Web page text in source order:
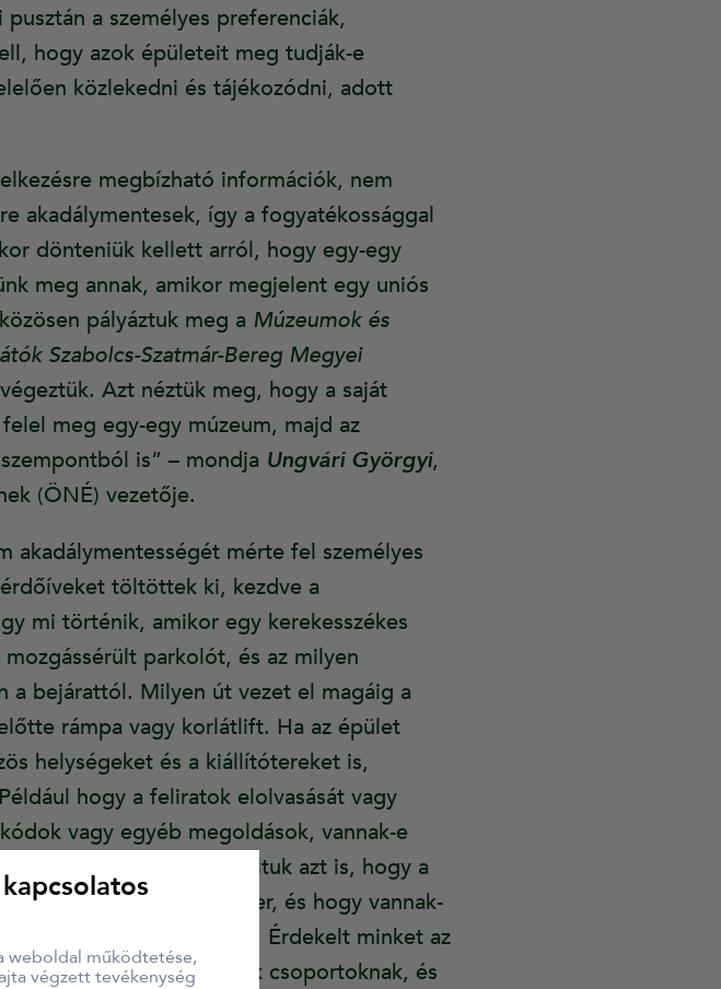
a személyes preferenciák,
hogy azok épületeit meg tudják-e
közlekedni és tájékozódni, adott
megbízható információk, nem
akadálymentesek, így a fogyatékossággal
dönteniük kellett arról, hogy egy-egy
meg annak, amikor megjelent egy uniós
pályáztuk meg a Múzeumok és
Szabolcs-Szatmár-Bereg Megyei
Azt néztük meg, hogy a saját
meg egy-egy múzeum, majd az
is” – mondja Ungvári Györgyi,
(ÖNÉ) vezetője.
akadálymentességét mérte fel személyes
töltöttek ki, kezdve a
mi történik, amikor egy kerekesszékes
parkolót, és az milyen
a bejárattól. Milyen út vezet el magáig a
rámpa vagy korlátlift. Ha az épület
helységeket és a kiállítótereket is,
hogy a feliratok elolvasását vagy
vagy egyéb megoldások, vannak-e
ok, vezetősávok. Vizsgáltuk azt is, hogy a
hallássegítő rendszer, és hogy vannak-
sérülteket segítik. Érdekelt minket az
foglalkozások csoportoknak, és
weboldal működtetése,
végzett tevékenység